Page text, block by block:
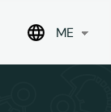
ME